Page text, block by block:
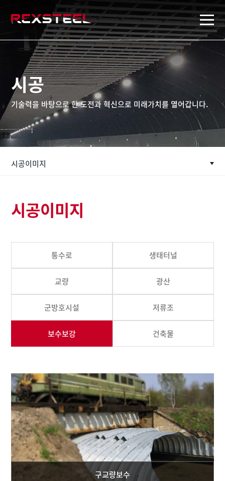
rexsteel
시공
기술력을 바탕으로 한 도전과 혁신으로 미래가치를 열어갑니다.
시공이미지
시공이미지
통수로 생태터널
교량 광산
군방호시설 저류조
보수보강 건축물
구교량보수